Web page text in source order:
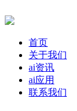
首页
关于我们
ai资讯
ai应用
联系我们